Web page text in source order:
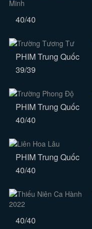
40/40
PHIM Trung Quốc
39/39
PHIM Trung Quốc
40/40
PHIM Trung Quốc
40/40
40/40